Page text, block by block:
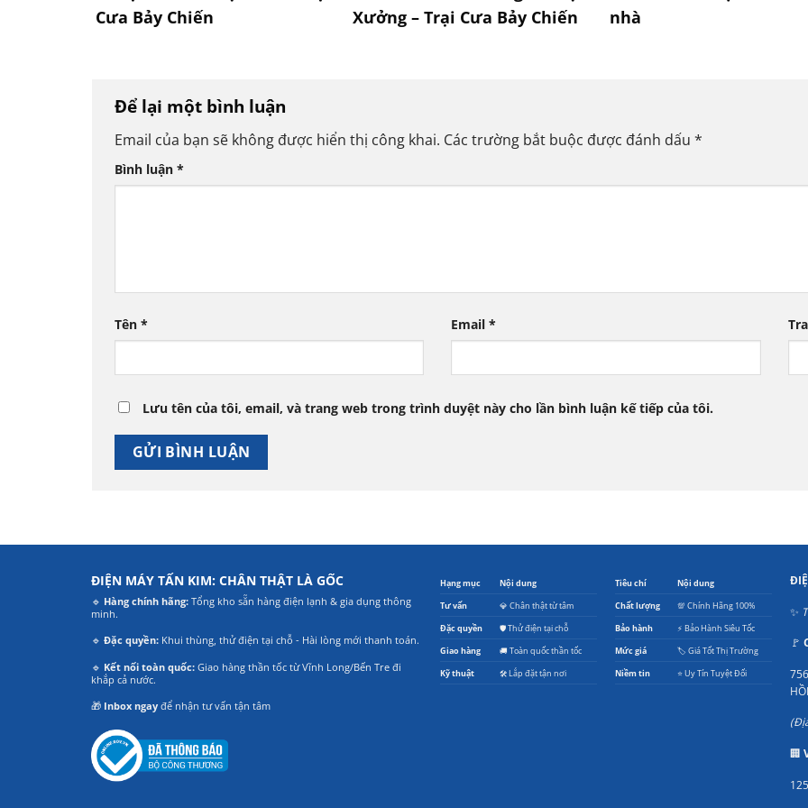
Cưa Bảy Chiến
Xưởng – Trại Cưa Bảy Chiến
nhà
Để lại một bình luận
Email của bạn sẽ không được hiển thị công khai. Các trường bắt buộc được đánh dấu *
Bình luận *
Tên * Email*
Lưu tên của tôi, email, và trang web trong trình duyệt này cho lần bình luận kế tiếp của tôi.
ĐIỆN MÁY TẤN KIM: CHÂN THẬT LÀ GỐC
🔹 Hàng chính hãng:Tổng kho sẵn hàng điện lạnh & gia dụng thông
minh.
🔹 Đặc quyền:Khui thùng, thử điện tại chỗ - Hài lòng mới thanh toán.
🔹 Kết nối toàn quốc:Giao hàng thần tốc từ Vĩnh Long/Bến Tre đi
khắp cả nước.
🎁 Inbox ngayđể nhận tư vấn tận tâm
Hạng mục Nội dung
Tư vấn 💎 Chân thật từ tâm
Đặc quyền 🛡️ Thử điện tại chỗ
Giao hàng 🚚 Toàn quốc thần tốc
Kỹ thuật 🛠️ Lắp đặt tận nơi
Tiêu chí Nội dung
Chất lượng 💯 Chính Hãng 100%
Bảo hành ⚡ Bảo Hành Siêu Tốc
Mức giá 🏷️ Giá Tốt Thị Trường
Niềm tin ⭐ Uy Tín Tuyệt Đối
✨
🚩
🏢